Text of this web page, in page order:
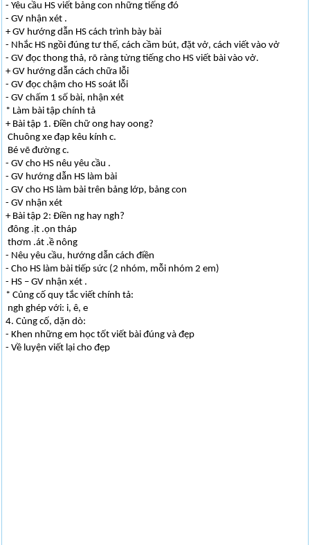
- Yêu cầu HS viết bảng con những tiếng đó
- GV nhận xét .
+ GV hướng dẫn HS cách trình bày bài
- Nhắc HS ngồi đúng tư thế, cách cầm bút, đặt vở, cách viết vào vở
- GV đọc thong thả, rõ ràng từng tiếng cho HS viết bài vào vở.
+ GV hướng dẫn cách chữa lỗi
- GV đọc chậm cho HS soát lỗi
- GV chấm 1 số bài, nhận xét
* Làm bài tập chính tả
+ Bài tập 1. Điền chữ ong hay oong?
Chuông xe đạp kêu kính c.
Bé vẽ đường c.
- GV cho HS nêu yêu cầu .
- GV hướng dẫn HS làm bài
- GV cho HS làm bài trên bảng lớp, bảng con
- GV nhận xét
+ Bài tập 2: Điền ng hay ngh?
đông .ịt .ọn tháp
thơm .át .ề nông
- Nêu yêu cầu, hướng dẫn cách điền
- Cho HS làm bài tiếp sức (2 nhóm, mỗi nhóm 2 em)
- HS – GV nhận xét .
* Củng cố quy tắc viết chính tả:
ngh ghép với: i, ê, e
4. Củng cố, dặn dò:
- Khen những em học tốt viết bài đúng và đẹp
- Về luyện viết lại cho đẹp